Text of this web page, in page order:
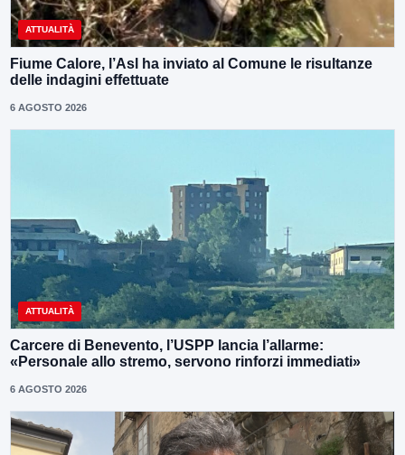
ATTUALITÀ
Fiume Calore, l’Asl ha inviato al Comune le risultanze
delle indagini effettuate
6 AGOSTO 2026
ATTUALITÀ
Carcere di Benevento, l’USPP lancia l’allarme:
«Personale allo stremo, servono rinforzi immediati»
6 AGOSTO 2026